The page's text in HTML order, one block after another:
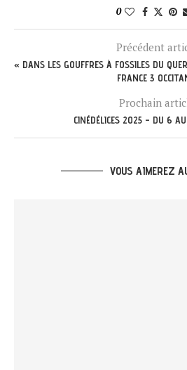
0
Précédent
« DANS LES GOUFFRES À FOSSILES DU
FRANCE 3
Prochain
CINÉDÉLICES 2025 – DU 6
VOUS AIMEREZ